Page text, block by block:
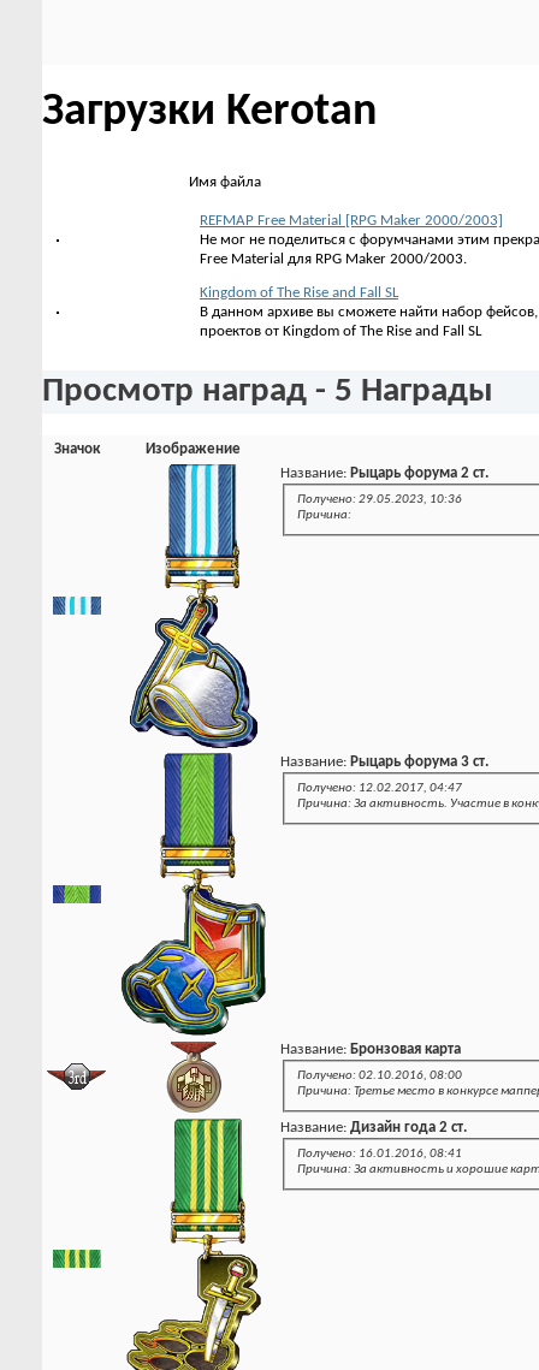
Загрузки Kerotan
Имя файла
REFMAP Free Material [RPG Maker 2000/2003]
Не мог не поделиться с форумчанами этим
Free Material для RPG Maker 2000/2003.
Kingdom of The Rise and Fall SL
В данном архиве вы сможете найти набор
проектов от Kingdom of The Rise and Fall SL
Просмотр наград - 5 Награды
Значок
Изображение
Название: Рыцарь форума 2 ст.
Получено: 29.05.2023, 10:36
Причина:
Название: Рыцарь форума 3 ст.
Получено: 12.02.2017, 04:47
Причина: За активность. Участие в
Название: Бронзовая карта
Получено: 02.10.2016, 08:00
Причина: Третье место в конкурсе
Название: Дизайн года 2 ст.
Получено: 16.01.2016, 08:41
Причина: За активность и хорошие